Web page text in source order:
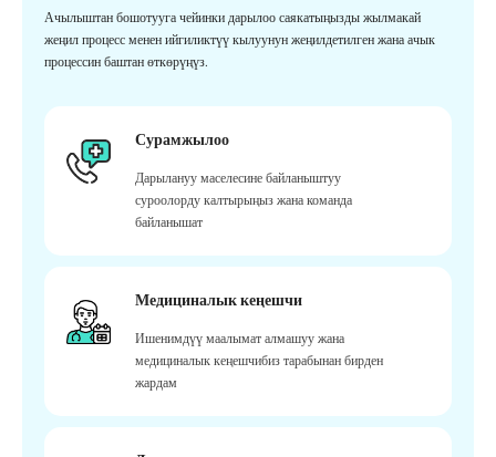
Ачылыштан бошотууга чейинки дарылоо саякатыңызды жылмакай
жеңил процесс менен ийгиликтүү кылуунун жеңилдетилген жана ачык
процессин баштан өткөрүңүз.
Сурамжылоо
Дарылануу маселесине байланыштуу
суроолорду калтырыңыз жана команда
байланышат
Медициналык кеңешчи
Ишенимдүү маалымат алмашуу жана
медициналык кеңешчибиз тарабынан бирден
жардам